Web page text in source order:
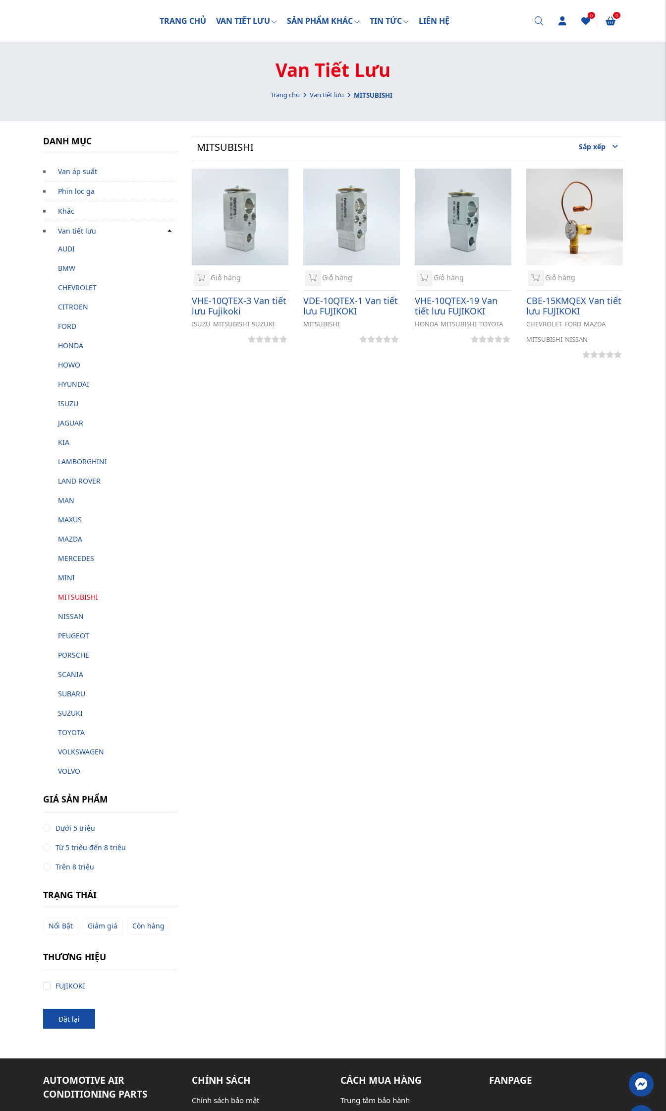
TRANG CHỦ VAN TIẾT LƯU SẢN PHẨM KHÁC TIN TỨC LIÊN HỆ 0 0
Van Tiết Lưu
Trang chủ Van tiết lưu MITSUBISHI
DANH MỤC
Van áp suất
Phin lọc ga
Khác
Van tiết lưu
AUDI
BMW
CHEVROLET
CITROEN
FORD
HONDA
HOWO
HYUNDAI
ISUZU
JAGUAR
KIA
LAMBORGHINI
LAND ROVER
MAN
MAXUS
MAZDA
MERCEDES
MINI
MITSUBISHI
NISSAN
PEUGEOT
PORSCHE
SCANIA
SUBARU
SUZUKI
TOYOTA
VOLKSWAGEN
VOLVO
GIÁ SẢN PHẨM
Dưới 5 triệu
Từ 5 triệu đến 8 triệu
Trên 8 triệu
TRẠNG THÁI
Nổi Bật Giảm giá Còn hàng
THƯƠNG HIỆU
FUJIKOKI
Đặt lại
MITSUBISHI Sắp xếp
Giỏ hàng
VHE-10QTEX-3 Van tiết
lưu Fujikoki
ISUZU MITSUBISHI SUZUKI
Giỏ hàng
VDE-10QTEX-1 Van tiết
lưu FUJIKOKI
MITSUBISHI
Giỏ hàng
VHE-10QTEX-19 Van
tiết lưu FUJIKOKI
HONDA MITSUBISHI TOYOTA
Giỏ hàng
CBE-15KMQEX Van tiết
lưu FUJIKOKI
CHEVROLET FORD MAZDA
MITSUBISHI NISSAN
AUTOMOTIVE AIR
CONDITIONING PARTS
CHÍNH SÁCH
Chính sách bảo mật
CÁCH MUA HÀNG
Trung tâm bảo hành
FANPAGE